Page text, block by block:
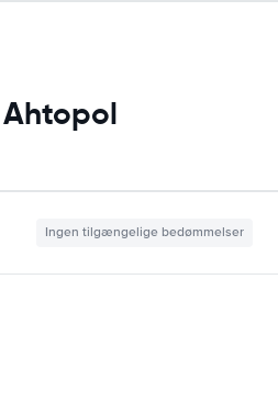
Ingen tilgængelige bedømmelser